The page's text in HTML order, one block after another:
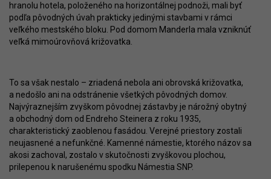
hranolu hotela, položeného na horizontálnej podnoži, mali byť
podľa pôvodných úvah prakticky jedinými stavbami v rámci
veľkého mestského bloku. Pod domom Manderla mala vzniknúť
veľká mimoúrovňová križovatka.
To sa však nestalo – zriadená nebola ani obrovská križovatka,
a nedošlo ani na odstránenie všetkých pôvodných domov.
Najvýraznejším zvyškom pôvodnej zástavby je nárožný obytný
a obchodný dom od Endreho Steinera z roku 1935,
charakteristický zaoblenou fasádou. Verejné priestory zostali
neujasnené a nefunkčné. Kamenné námestie, ktorého názov sa
akosi zachoval, zostalo v skutočnosti zvyškovou plochou,
prilepenou k narušenému spodku Námestia SNP.